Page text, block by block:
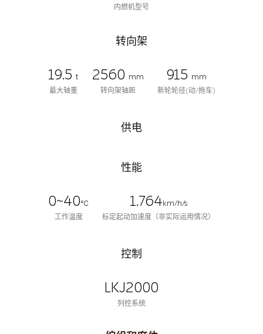
内燃机型号
转向架
19.5 t
最大轴重
2560 mm
转向架轴距
915 mm
新轮轮径(动/拖车)
供电
性能
0~40℃
工作温度
1.764km/h/s
标定起动加速度（非实际运用情况）
控制
LKJ2000
列控系统